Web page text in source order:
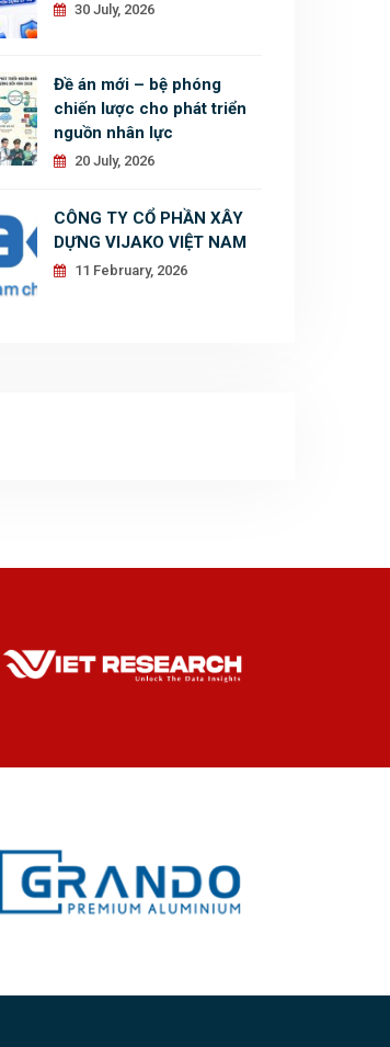
30 July, 2026
Đề án mới – bệ phóng
chiến lược cho phát triển
nguồn nhân lực
20 July, 2026
CÔNG TY CỔ PHẦN XÂY
DỰNG VIJAKO VIỆT NAM
11 February, 2026